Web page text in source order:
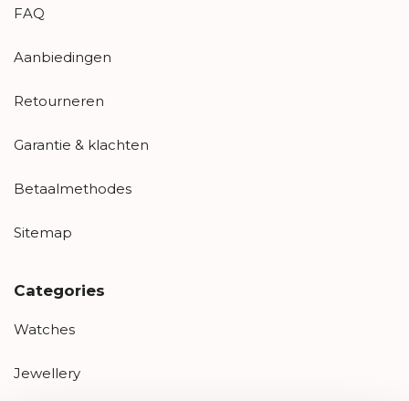
FAQ
Aanbiedingen
Retourneren
Garantie & klachten
Betaalmethodes
Sitemap
Categories
Watches
Jewellery